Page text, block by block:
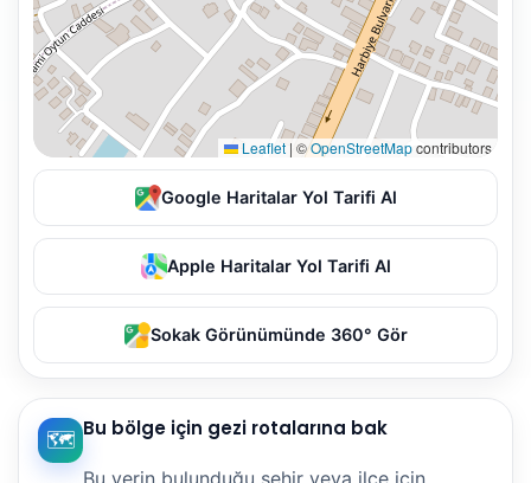
Leaflet | ©OpenStreetMapcontributors
Google Haritalar Yol Tarifi Al
Apple Haritalar Yol Tarifi Al
Sokak Görünümünde 360° Gör
🗺️ Bu bölge için gezi rotalarına bak
Bu yerin bulunduğu şehir veya ilçe için